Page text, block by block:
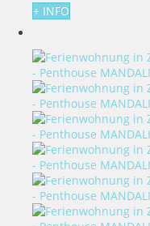
+ INFO